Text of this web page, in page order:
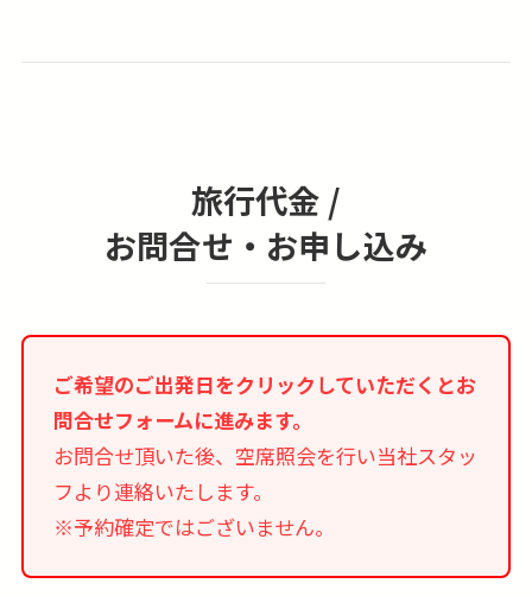
旅行代金 /
お問合せ・お申し込み
ご希望のご出発日をクリックしていただくとお
問合せフォームに進みます。
お問合せ頂いた後、空席照会を行い当社スタッ
フより連絡いたします。
※予約確定ではございません。